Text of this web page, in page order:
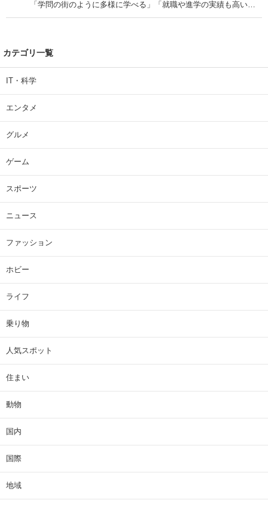
「学問の街のように多様に学べる」「就職や進学の実績も高い」
| 大学 ねとらぼリサーチ
カテゴリ一覧
IT・科学
エンタメ
グルメ
ゲーム
スポーツ
ニュース
ファッション
ホビー
ライフ
乗り物
人気スポット
住まい
動物
国内
国際
地域